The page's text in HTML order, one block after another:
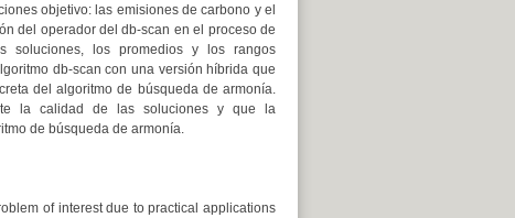
objetivo: las emisiones de carbono y el
del operador del db-scan en el proceso de
soluciones, los promedios y los rangos
db-scan con una versión híbrida que
del algoritmo de búsqueda de armonía.
la calidad de las soluciones y que la
de búsqueda de armonía.
of interest due to practical applications